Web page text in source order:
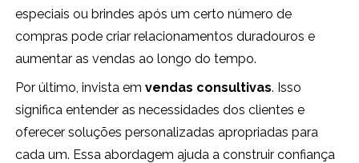
especiais ou brindes após um certo número de
compras pode criar relacionamentos duradouros e
aumentar as vendas ao longo do tempo.
Por último, invista emvendas consultivas. Isso
significa entender as necessidades dos clientes e
oferecer soluções personalizadas apropriadas para
cada um. Essa abordagem ajuda a construir confiança